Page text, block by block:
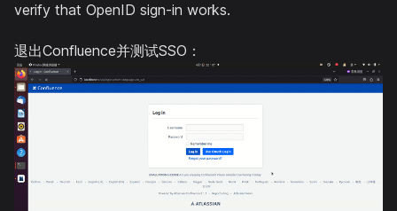
verify that OpenID sign-in works.
退出Confluence并测试SSO：